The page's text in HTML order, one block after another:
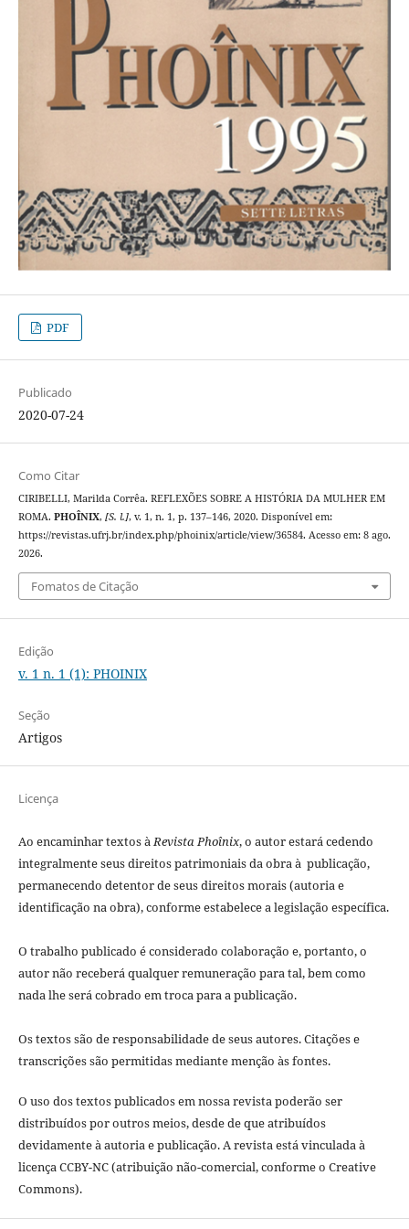
PDF
Publicado
2020-07-24
Como Citar
CIRIBELLI, Marilda Corrêa. REFLEXÕES SOBRE A HISTÓRIA DA MULHER EM
ROMA. PHOÎNIX, [S. l.], v. 1, n. 1, p. 137–146, 2020. Disponível em:
https://revistas.ufrj.br/index.php/phoinix/article/view/36584. Acesso em: 8 ago.
2026.
Fomatos de Citação
Edição
v. 1 n. 1 (1): PHOINIX
Seção
Artigos
Licença
Ao encaminhar textos à Revista Phoînix, o autor estará cedendo
integralmente seus direitos patrimoniais da obra à publicação,
permanecendo detentor de seus direitos morais (autoria e
identificação na obra), conforme estabelece a legislação especí­fica.
O trabalho publicado é considerado colaboração e, portanto, o
autor não receberá qualquer remuneração para tal, bem como
nada lhe será cobrado em troca para a publicação.
Os textos são de responsabilidade de seus autores. Citações e
transcrições são permitidas mediante menção às fontes.
O uso dos textos publicados em nossa revista poderão ser
distribuídos por outros meios, desde de que atribuídos
devidamente à autoria e publicação. A revista está vinculada à
licença CCBY-NC (atribuição não-comercial, conforme o Creative
Commons).